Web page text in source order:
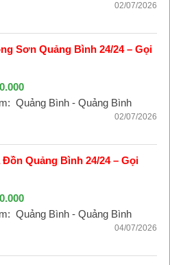
02/07/2026
Sơn Quảng Bình 24/24 – Gọi
Quảng Bình - Quảng Bình
02/07/2026
Quảng Bình 24/24 – Gọi
Quảng Bình - Quảng Bình
04/07/2026